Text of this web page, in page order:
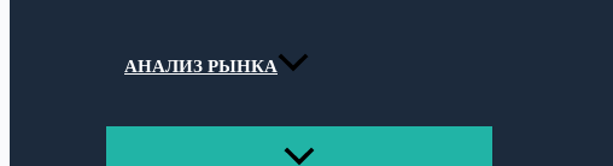
АНАЛИЗ РЫНКА
ПЕРЕКЛЮЧАТЕЛЬ